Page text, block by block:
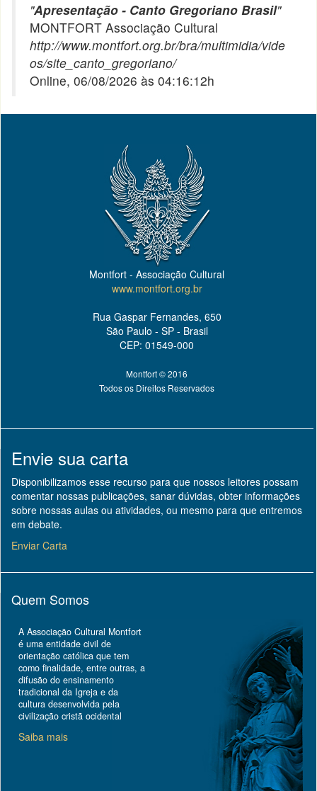
"Apresentação - Canto Gregoriano Brasil"
MONTFORT Associação Cultural
http://www.montfort.org.br/bra/multimidia/vide
os/site_canto_gregoriano/
Online, 06/08/2026 às 04:16:12h
Montfort - Associação Cultural
www.montfort.org.br
Rua Gaspar Fernandes, 650
São Paulo - SP - Brasil
CEP: 01549-000
Montfort © 2016
Todos os Direitos Reservados
Envie sua carta
Disponibilizamos esse recurso para que nossos leitores possam
comentar nossas publicações, sanar dúvidas, obter informações
sobre nossas aulas ou atividades, ou mesmo para que entremos
em debate.
Enviar Carta
Quem Somos
A Associação Cultural Montfort
é uma entidade civil de
orientação católica que tem
como finalidade, entre outras, a
difusão do ensinamento
tradicional da Igreja e da
cultura desenvolvida pela
civilização cristã ocidental
Saiba mais